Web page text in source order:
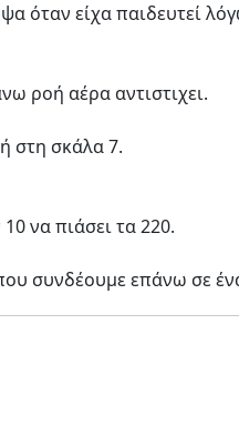
όταν είχα παιδευτεί
ροή αέρα αντιστιχει.
στη σκάλα 7.
να πιάσει τα 220.
συνδέουμε επάνω σε